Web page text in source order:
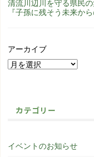
清流川辺川を守る県民
『子孫に残そう未来か
アーカイブ
カテゴリー
イベントのお知らせ